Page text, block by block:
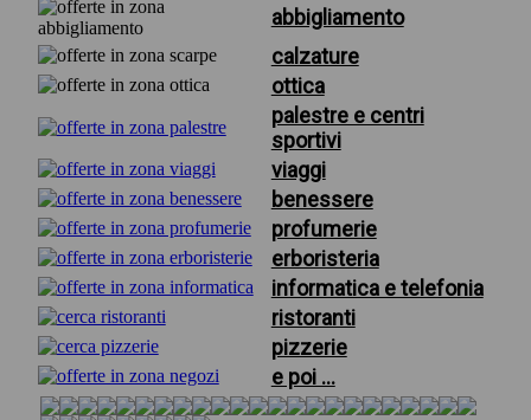
abbigliamento
calzature
ottica
palestre e centri
sportivi
viaggi
benessere
profumerie
erboristeria
informatica e telefonia
ristoranti
pizzerie
e poi ...